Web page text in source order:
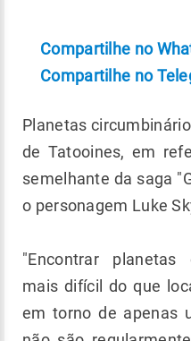
Compartilhe no
Compartilhe no
Planetas
de Tatooines, em
semelhante da saga
o personagem Luke
"Encontrar
mais difícil do que
em torno de apenas